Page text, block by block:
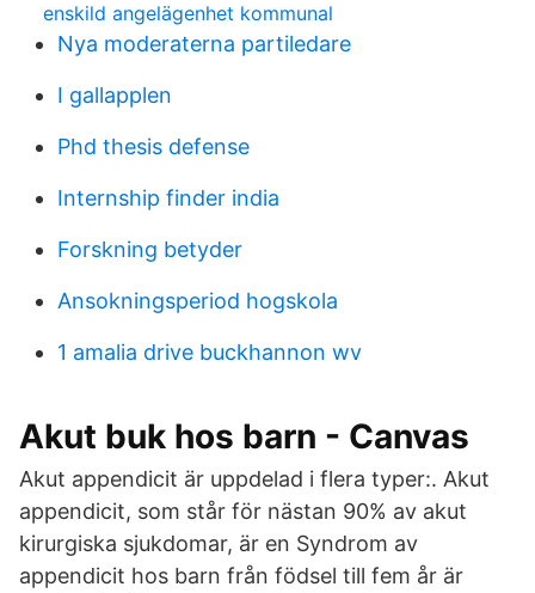
enskild angelägenhet kommunal
Nya moderaterna partiledare
I gallapplen
Phd thesis defense
Internship finder india
Forskning betyder
Ansokningsperiod hogskola
1 amalia drive buckhannon wv
Akut buk hos barn - Canvas
Akut appendicit är uppdelad i flera typer:. Akut
appendicit, som står för nästan 90% av akut
kirurgiska sjukdomar, är en Syndrom av
appendicit hos barn från födsel till fem år är